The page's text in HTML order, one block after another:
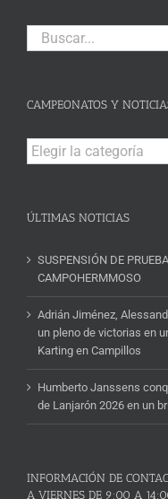
Buscar:
CAMPEONATOS Y
Campeonatos
y
ÚLTIMAS NOTICIAS
SUSPENSIÓN DE
CAMPOHERMMOSO
Adrián Jiménez,
un pleno de victorias en
Karting en Campillos
Humberto Janssens
de Lanjarón 2026 en un
INFORMACIÓN DE
A VIERNES DE 9:00 A